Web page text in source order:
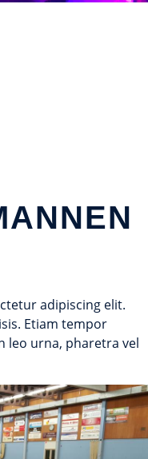
adipiscing elit.
Etiam tempor
leo urna, pharetra vel